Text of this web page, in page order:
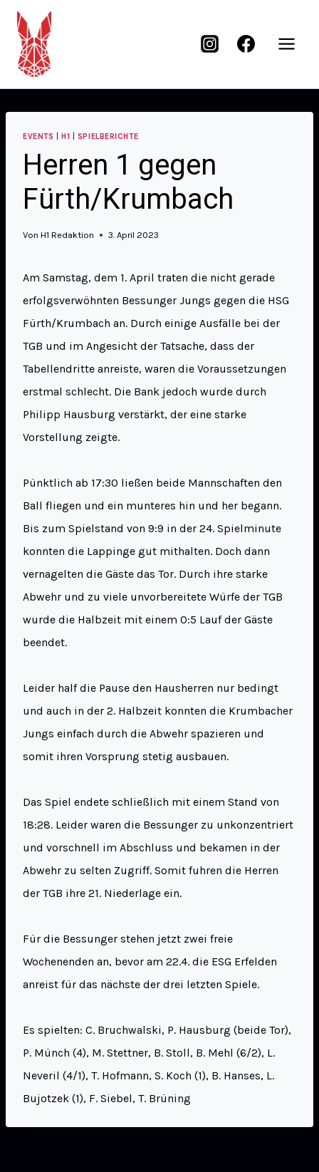
EVENTS |H1 SPIELBERICHTE
Herren 1 gegen
Fürth/Krumbach
Von H1 Redaktion 3. April 2023
Am Samstag, dem 1. April traten die nicht gerade
erfolgsverwöhnten Bessunger Jungs gegen die HSG
Fürth/Krumbach an. Durch einige Ausfälle bei der
TGB und im Angesicht der Tatsache, dass der
Tabellendritte anreiste, waren die Voraussetzungen
erstmal schlecht. Die Bank jedoch wurde durch
Philipp Hausburg verstärkt, der eine starke
Vorstellung zeigte.
Pünktlich ab 17:30 ließen beide Mannschaften den
Ball fliegen und ein munteres hin und her begann.
Bis zum Spielstand von 9:9 in der 24. Spielminute
konnten die Lappinge gut mithalten. Doch dann
vernagelten die Gäste das Tor. Durch ihre starke
Abwehr und zu viele unvorbereitete Würfe der TGB
wurde die Halbzeit mit einem 0:5 Lauf der Gäste
beendet.
Leider half die Pause den Hausherren nur bedingt
und auch in der 2. Halbzeit konnten die Krumbacher
Jungs einfach durch die Abwehr spazieren und
somit ihren Vorsprung stetig ausbauen.
Das Spiel endete schließlich mit einem Stand von
18:28. Leider waren die Bessunger zu unkonzentriert
und vorschnell im Abschluss und bekamen in der
Abwehr zu selten Zugriff. Somit fuhren die Herren
der TGB ihre 21. Niederlage ein.
Für die Bessunger stehen jetzt zwei freie
Wochenenden an, bevor am 22.4. die ESG Erfelden
anreist für das nächste der drei letzten Spiele.
Es spielten: C. Bruchwalski, P. Hausburg (beide Tor),
P. Münch (4), M. Stettner, B. Stoll, B. Mehl (6/2), L.
Neveril (4/1), T. Hofmann, S. Koch (1), B. Hanses, L.
Bujotzek (1), F. Siebel, T. Brüning